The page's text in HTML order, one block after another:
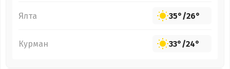
Ялта 35°/26°
Курман 33°/24°